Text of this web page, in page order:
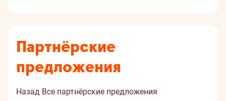
Партнёрские
предложения
Назад Все партнёрские предложения